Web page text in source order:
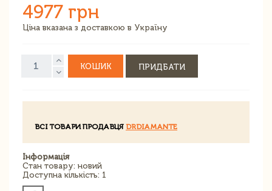
4977 грн
Ціна вказана з доставкою в Україну
КОШИК ПРИДБАТИ
ВСІ ТОВАРИ ПРОДАВЦЯ DRDIAMANTE
Інформація
Стан товару: новий
Доступна кількість: 1